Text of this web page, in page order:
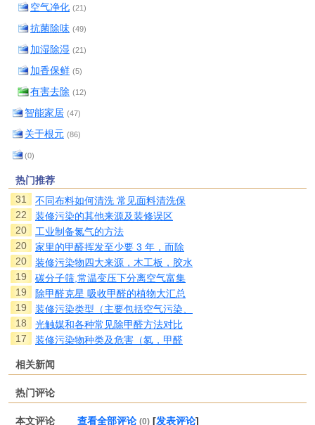
空气净化 (21)
抗菌除味 (49)
加湿除湿 (21)
加香保鲜 (5)
有害去除 (12)
智能家居 (47)
关于根元 (86)
(0)
热门推荐
31
不同布料如何清洗 常见面料清洗保
22
装修污染的其他来源及装修误区
20
工业制备氮气的方法
20
家里的甲醛挥发至少要 3 年，而除
20
装修污染物四大来源，木工板，胶水
19
碳分子筛,常温变压下分离空气富集
19
除甲醛克星 吸收甲醛的植物大汇总
19
装修污染类型（主要包括空气污染、
18
光触媒和各种常见除甲醛方法对比
17
装修污染物种类及危害（氡，甲醛
相关新闻
热门评论
本文评论 查看全部评论 (0) [发表评论]